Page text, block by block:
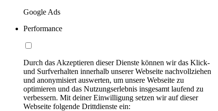
Google Ads
Performance
Durch das Akzeptieren dieser Dienste können wir das Klick-
und Surfverhalten innerhalb unserer Webseite nachvollziehen
und anonymisiert auswerten, um unsere Webseite zu
optimieren und das Nutzungserlebnis insgesamt laufend zu
verbessern. Mit deiner Einwilligung setzen wir auf dieser
Webseite folgende Drittdienste ein: